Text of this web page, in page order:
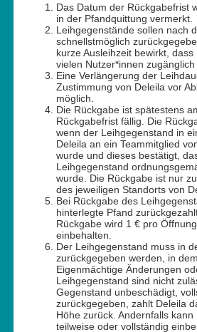
Das Datum der Rückgabefrist
in der Pfandquittung vermerkt.
Leihgegenstände sollen nach
schnellstmöglich
kurze Ausleihzeit bewirkt,
vielen Nutzer*innen zugänglich
Eine Verlängerung der
Zustimmung von Deleila vor
möglich.
Die Rückgabe ist spätestens
Rückgabefrist fällig. Die
wenn der Leihgegenstand in
Deleila an ein Teammitglied
wurde und dieses bestätigt,
Leihgegenstand
wurde. Die Rückgabe ist nur
des jeweiligen Standorts von
Bei Rückgabe des
hinterlegte Pfand
Rückgabe wird 1 € pro
einbehalten.
Der Leihgegenstand muss in
zurückgegeben werden, in
Eigenmächtige Änderungen
Leihgegenstand sind nicht
Gegenstand unbeschädigt,
zurückgegeben, zahlt Deleila
Höhe zurück. Andernfalls kann
teilweise oder vollständig